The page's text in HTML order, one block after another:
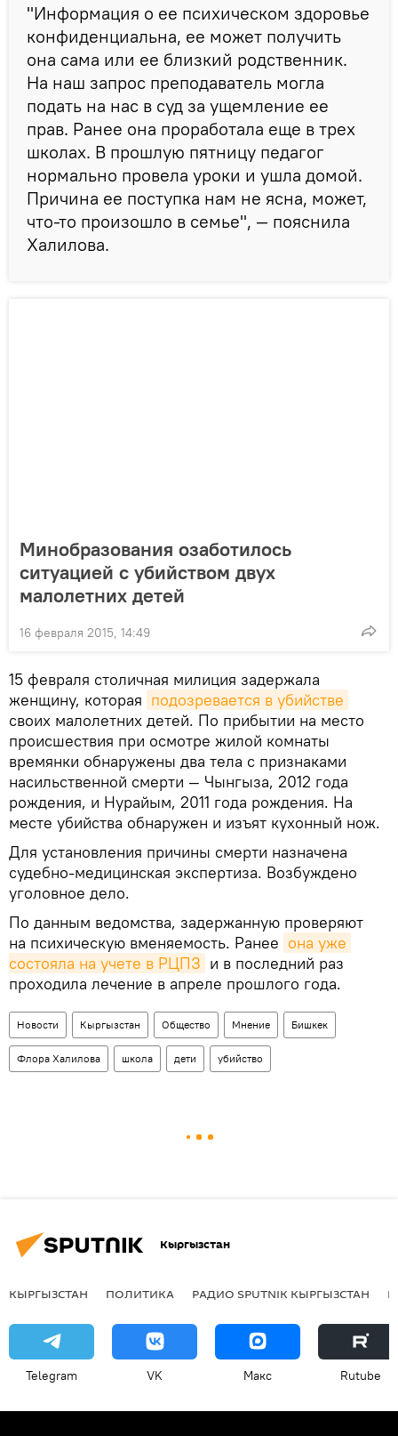
"Информация о ее психическом здоровье
конфиденциальна, ее может получить
она сама или ее близкий родственник.
На наш запрос преподаватель могла
подать на нас в суд за ущемление ее
прав. Ранее она проработала еще в трех
школах. В прошлую пятницу педагог
нормально провела уроки и ушла домой.
Причина ее поступка нам не ясна, может,
что-то произошло в семье", — пояснила
Халилова.
Минобразования озаботилось
ситуацией с убийством двух
малолетних детей
16 февраля 2015, 14:49
15 февраля столичная милиция задержала
женщину, которая подозревается в убийстве
своих малолетних детей. По прибытии на место
происшествия при осмотре жилой комнаты
времянки обнаружены два тела с признаками
насильственной смерти — Чынгыза, 2012 года
рождения, и Нурайым, 2011 года рождения. На
месте убийства обнаружен и изъят кухонный нож.
Для установления причины смерти назначена
судебно-медицинская экспертиза. Возбуждено
уголовное дело.
По данным ведомства, задержанную проверяют
на психическую вменяемость. Ранее она уже
состояла на учете в РЦПЗ и в последний раз
проходила лечение в апреле прошлого года.
Новости Кыргызстан Общество Мнение Бишкек
Флора Халилова школа дети убийство
Кыргызстан
КЫРГЫЗСТАН ПОЛИТИКА РАДИО SPUTNIK КЫРГЫЗСТАН
Telegram VK Макс Rutube